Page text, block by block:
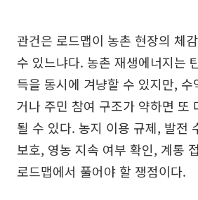
관건은 로드맵이 농촌 현장의 체
수 있느냐다. 농촌 재생에너지는
득을 동시에 겨냥할 수 있지만,
거나 주민 참여 구조가 약하면 또
될 수 있다. 농지 이용 규제, 발전
보호, 영농 지속 여부 확인, 계통
로드맵에서 풀어야 할 쟁점이다.